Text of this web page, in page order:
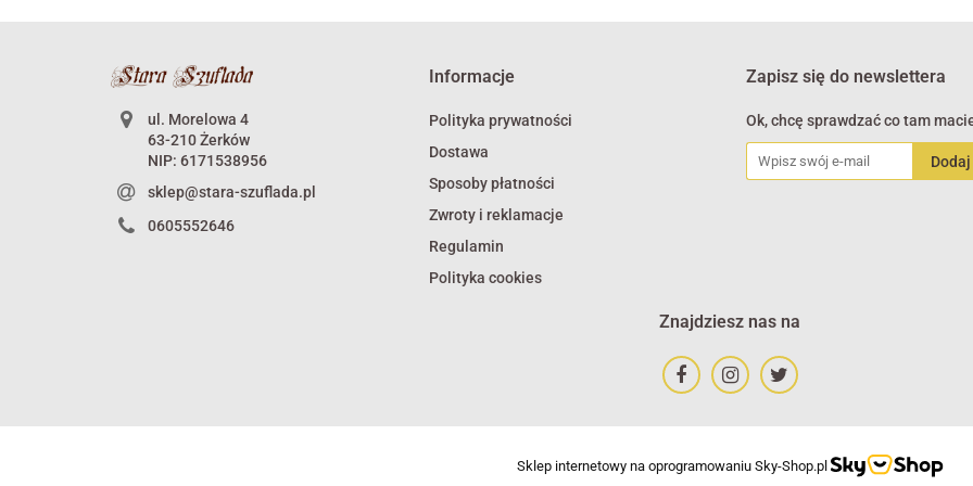
ul. Morelowa 4
63-210 Żerków
NIP: 6171538956
sklep@stara-szuflada.pl
0605552646
Informacje
Polityka prywatności
Dostawa
Sposoby płatności
Zwroty i reklamacje
Regulamin
Polityka cookies
Zapisz się do newslettera
Ok, chcę sprawdzać co tam
Znajdziesz nas na
Sklep internetowy na oprogramowaniu Sky-Shop.pl